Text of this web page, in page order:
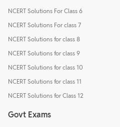
NCERT Solutions For Class 6
NCERT Solutions For class 7
NCERT Solutions for class 8
NCERT Solutions for class 9
NCERT Solutions for class 10
NCERT Solutions for class 11
NCERT Solutions for Class 12
Govt Exams